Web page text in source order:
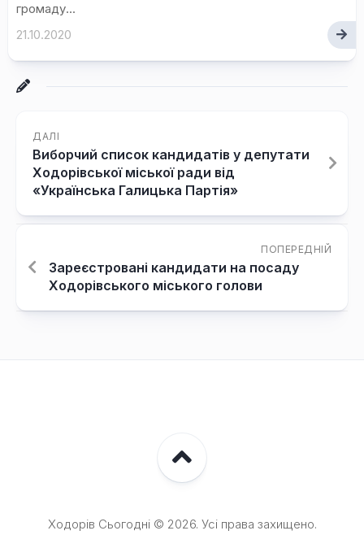
громаду...
21.10.2020
ДАЛІ
Виборчий список кандидатів у депутати
Ходорівської міської ради від
«Українська Галицька Партія»
ПОПЕРЕДНІЙ
Зареєстровані кандидати на посаду
Ходорівського міського голови
Ходорів Сьогодні © 2026. Усі права захищено.